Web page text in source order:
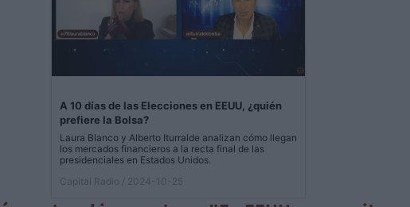
A 10 días de las Elecciones en EEUU, ¿quién
prefiere la Bolsa?
Laura Blanco y Alberto Iturralde analizan cómo llegan
los mercados financieros a la recta final de las
presidenciales en Estados Unidos.
Capital Radio
/ 2024-10-25